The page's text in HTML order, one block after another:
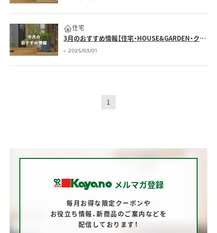
住宅
3月のおすすめ情報【住宅・HOUSE&GARDEN・クロワッサンの店】
2025/03/01
1
メルマガ登録
毎月お得な限定クーポンや
お役立ち情報、新商品のご案内などを
配信しております！